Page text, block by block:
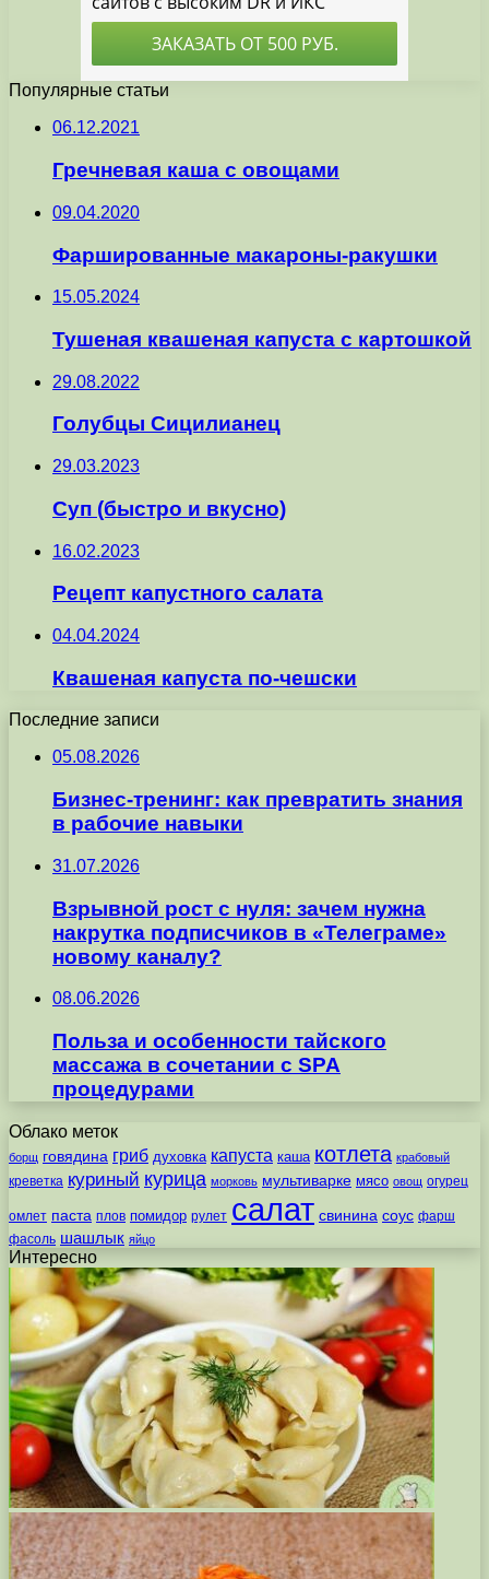
Популярные статьи
06.12.2021
Гречневая каша с овощами
09.04.2020
Фаршированные макароны-ракушки
15.05.2024
Тушеная квашеная капуста с картошкой
29.08.2022
Голубцы Сицилианец
29.03.2023
Суп (быстро и вкусно)
16.02.2023
Рецепт капустного салата
04.04.2024
Квашеная капуста по-чешски
Последние записи
05.08.2026
Бизнес-тренинг: как превратить знания
в рабочие навыки
31.07.2026
Взрывной рост с нуля: зачем нужна
накрутка подписчиков в «Телеграме»
новому каналу?
08.06.2026
Польза и особенности тайского
массажа в сочетании с SPA
процедурами
Облако меток
борщ говядина гриб духовка капуста каша котлета крабовый
креветка куриный курица морковь мультиварке мясо овощ огурец
омлет паста плов помидор рулет салат свинина соус фарш
фасоль шашлык яйцо
Интересно